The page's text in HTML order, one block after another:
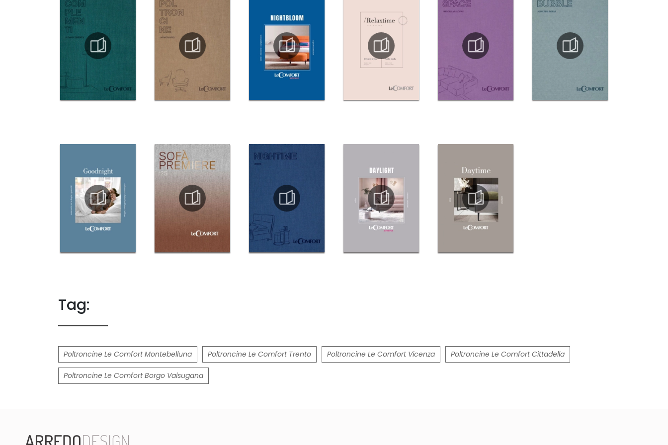
Tag:
Poltroncine Le Comfort Montebelluna Poltroncine Le Comfort Trento Poltroncine Le Comfort Vicenza Poltroncine Le Comfort Cittadella
Poltroncine Le Comfort Borgo Valsugana